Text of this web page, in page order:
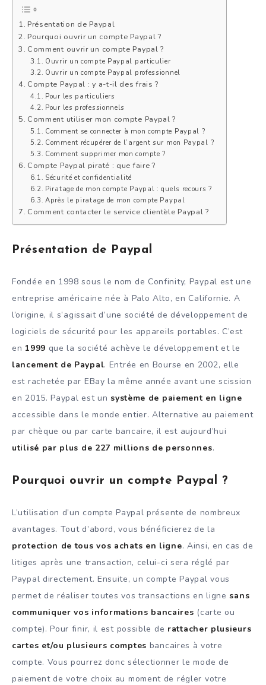
Présentation de Paypal
Pourquoi ouvrir un compte Paypal ?
Comment ouvrir un compte Paypal ?
Ouvrir un compte Paypal particulier
Ouvrir un compte Paypal professionnel
Compte Paypal : y a-t-il des frais ?
Pour les particuliers
Pour les professionnels
Comment utiliser mon compte Paypal ?
Comment se connecter à mon compte Paypal ?
Comment récupérer de l’argent sur mon Paypal ?
Comment supprimer mon compte ?
Compte Paypal piraté : que faire ?
Sécurité et confidentialité
Piratage de mon compte Paypal : quels recours ?
Après le piratage de mon compte Paypal
Comment contacter le service clientèle Paypal ?
Présentation de Paypal
Fondée en 1998 sous le nom de Confinity, Paypal est une
entreprise américaine née à Palo Alto, en Californie. A
l’origine, il s’agissait d’une société de développement de
logiciels de sécurité pour les appareils portables. C’est
en 1999 que la société achève le développement et le
lancement de Paypal. Entrée en Bourse en 2002, elle
est rachetée par EBay la même année avant une scission
en 2015. Paypal est unsystème de paiement en ligne
accessible dans le monde entier. Alternative au paiement
par chèque ou par carte bancaire, il est aujourd’hui
utilisé par plus de 227 millions de personnes.
Pourquoi ouvrir un compte Paypal ?
L’utilisation d’un compte Paypal présente de nombreux
avantages. Tout d’abord, vous bénéficierez de la
protection de tous vos achats en ligne. Ainsi, en cas de
litiges après une transaction, celui-ci sera réglé par
Paypal directement. Ensuite, un compte Paypal vous
permet de réaliser toutes vos transactions en lignesans
communiquer vos informations bancaires (carte ou
compte). Pour finir, il est possible de rattacher plusieurs
cartes et/ou plusieurs comptes bancaires à votre
compte. Vous pourrez donc sélectionner le mode de
paiement de votre choix au moment de régler votre